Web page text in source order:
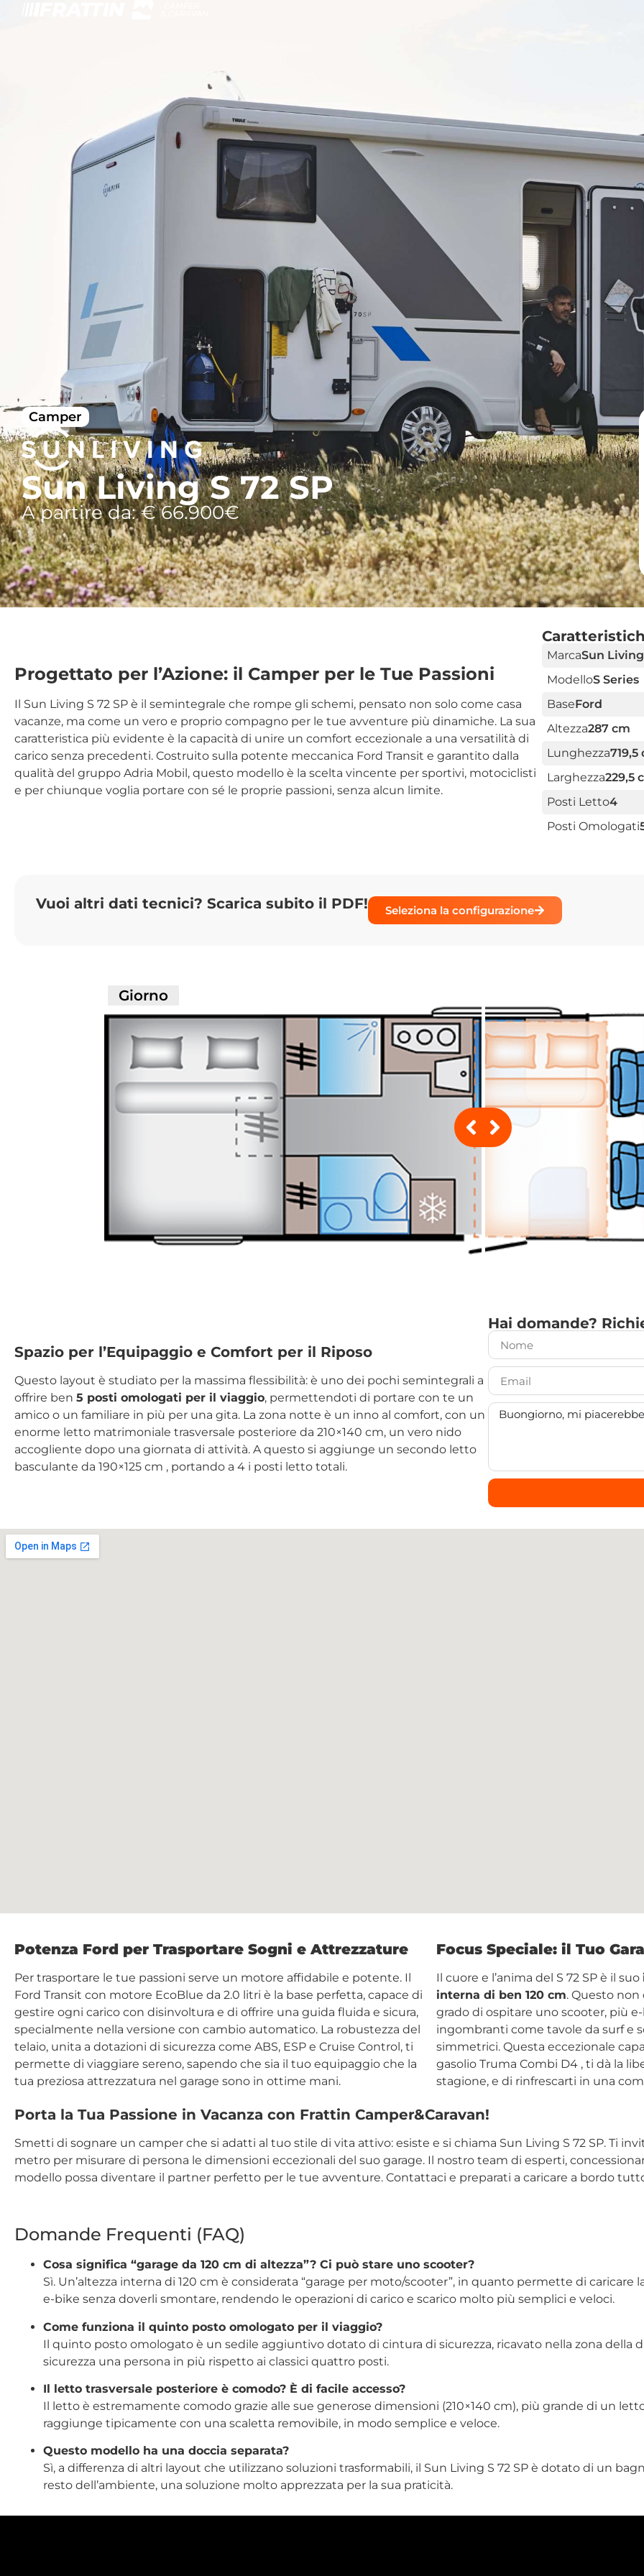
Camper
Sun Living S 72 SP
A partire da: € 66.900€
Progettato per l’Azione: il Camper per le Tue Passioni
Il Sun Living S 72 SP è il semintegrale che rompe gli schemi, pensato non solo come casa
vacanze, ma come un vero e proprio compagno per le tue avventure più dinamiche. La sua
caratteristica più evidente è la capacità di unire un comfort eccezionale a una versatilità di
carico senza precedenti. Costruito sulla potente meccanica Ford Transit e garantito dalla
qualità del gruppo Adria Mobil, questo modello è la scelta vincente per sportivi, motociclisti
e per chiunque voglia portare con sé le proprie passioni, senza alcun limite.
MarcaSun Living
ModelloS Series
BaseFord
Altezza287 cm
Lunghezza719,5
Larghezza229,5
Posti Letto4
Posti Omologati
Vuoi altri dati tecnici? Scarica subito il PDF! Seleziona la configurazione
Giorno
Spazio per l’Equipaggio e Comfort per il Riposo
Questo layout è studiato per la massima flessibilità: è uno dei pochi semintegrali a
offrire ben 5 posti omologati per il viaggio, permettendoti di portare con te un
amico o un familiare in più per una gita. La zona notte è un inno al comfort, con un
enorme letto matrimoniale trasversale posteriore da 210×140 cm, un vero nido
accogliente dopo una giornata di attività. A questo si aggiunge un secondo letto
basculante da 190×125 cm , portando a 4 i posti letto totali.
Hai domande?
Potenza Ford per Trasportare Sogni e Attrezzature
Per trasportare le tue passioni serve un motore affidabile e potente. Il
Ford Transit con motore EcoBlue da 2.0 litri è la base perfetta, capace di
gestire ogni carico con disinvoltura e di offrire una guida fluida e sicura,
specialmente nella versione con cambio automatico. La robustezza del
telaio, unita a dotazioni di sicurezza come ABS, ESP e Cruise Control, ti
permette di viaggiare sereno, sapendo che sia il tuo equipaggio che la
tua preziosa attrezzatura nel garage sono in ottime mani.
Focus Speciale: il Tuo
Il cuore e l’anima del S 72 SP è il suo
interna di ben 120 cm. Questo non
grado di ospitare uno scooter, più
ingombranti come tavole da surf e
simmetrici. Questa eccezionale
gasolio Truma Combi D4 , ti dà la
stagione, e di rinfrescarti in una
Porta la Tua Passione in Vacanza con Frattin Camper&Caravan!
Smetti di sognare un camper che si adatti al tuo stile di vita attivo: esiste e si chiama Sun Living S 72 SP. Ti
metro per misurare di persona le dimensioni eccezionali del suo garage. Il nostro team di esperti,
modello possa diventare il partner perfetto per le tue avventure. Contattaci e preparati a caricare a bordo
Domande Frequenti (FAQ)
Cosa significa “garage da 120 cm di altezza”? Ci può stare uno scooter?
Sì. Un’altezza interna di 120 cm è considerata “garage per moto/scooter”, in quanto permette di
e-bike senza doverli smontare, rendendo le operazioni di carico e scarico molto più semplici e veloci.
Come funziona il quinto posto omologato per il viaggio?
Il quinto posto omologato è un sedile aggiuntivo dotato di cintura di sicurezza, ricavato nella zona
sicurezza una persona in più rispetto ai classici quattro posti.
Il letto trasversale posteriore è comodo? È di facile accesso?
Il letto è estremamente comodo grazie alle sue generose dimensioni (210×140 cm), più grande di un
raggiunge tipicamente con una scaletta removibile, in modo semplice e veloce.
Questo modello ha una doccia separata?
Sì, a differenza di altri layout che utilizzano soluzioni trasformabili, il Sun Living S 72 SP è dotato di un
resto dell’ambiente, una soluzione molto apprezzata per la sua praticità.